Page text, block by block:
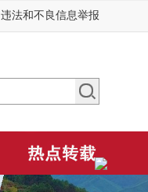
违法和不良信息举报